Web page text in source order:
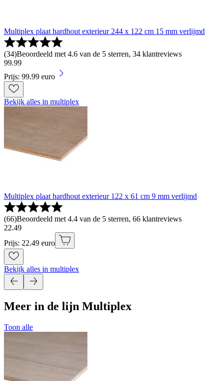
Multiplex plaat hardhout exterieur 244 x 122 cm 15 mm verlijmd
(34)Beoordeeld met 4.6 van de 5 sterren, 34 klantreviews
99.99
Prijs: 99.99 euro
Bekijk alles in multiplex
Multiplex plaat hardhout exterieur 122 x 61 cm 9 mm verlijmd
(66)Beoordeeld met 4.4 van de 5 sterren, 66 klantreviews
22.49
Prijs: 22.49 euro
Bekijk alles in multiplex
Meer in de lijn Multiplex
Toon alle